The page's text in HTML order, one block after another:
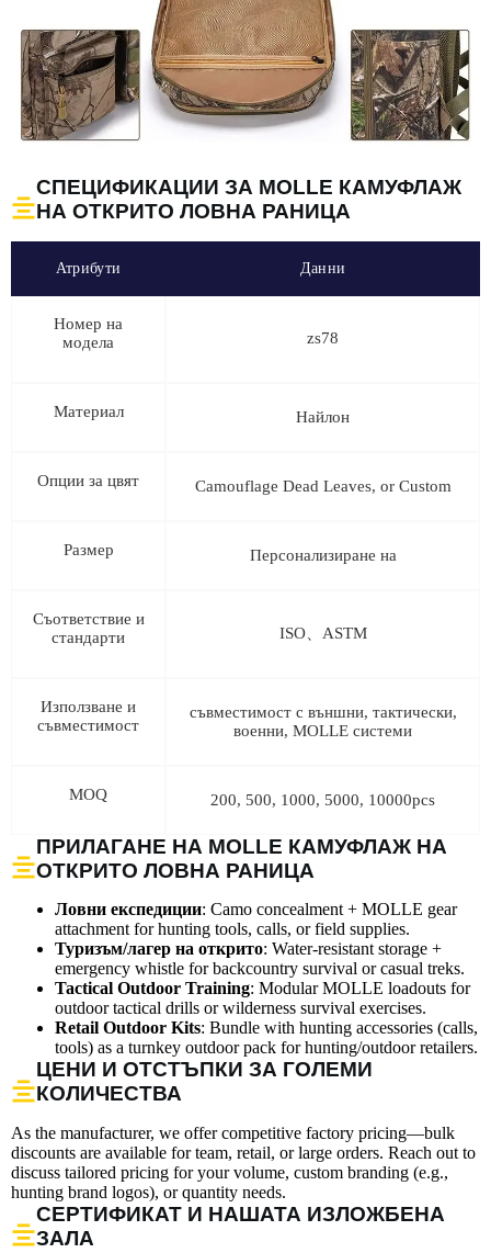
СПЕЦИФИКАЦИИ ЗА MOLLE КАМУФЛАЖ
НА ОТКРИТО ЛОВНА РАНИЦА
Атрибути Данни
Номер на
модела
zs78
Материал Найлон
Опции за цвят Camouflage Dead Leaves, or Custom
Размер Персонализиране на
Съответствие и
стандарти
ISO、ASTM
Използване и
съвместимост
съвместимост с външни, тактически,
военни, MOLLE системи
MOQ 200, 500, 1000, 5000, 10000pcs
ПРИЛАГАНЕ НА MOLLE КАМУФЛАЖ НА
ОТКРИТО ЛОВНА РАНИЦА
Ловни експедиции: Camo concealment + MOLLE gear
attachment for hunting tools, calls, or field supplies.
Туризъм/лагер на открито: Water-resistant storage +
emergency whistle for backcountry survival or casual treks.
Tactical Outdoor Training: Modular MOLLE loadouts for
outdoor tactical drills or wilderness survival exercises.
Retail Outdoor Kits: Bundle with hunting accessories (calls,
tools) as a turnkey outdoor pack for hunting/outdoor retailers.
ЦЕНИ И ОТСТЪПКИ ЗА ГОЛЕМИ
КОЛИЧЕСТВА
As the manufacturer, we offer competitive factory pricing—bulk
discounts are available for team, retail, or large orders. Reach out to
discuss tailored pricing for your volume, custom branding (e.g.,
hunting brand logos), or quantity needs.
СЕРТИФИКАТ И НАШАТА ИЗЛОЖБЕНА
ЗАЛА